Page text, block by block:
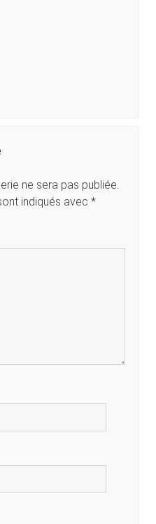
ne sera pas publiée.
indiqués avec *